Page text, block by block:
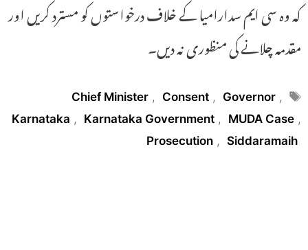
کہ وہ سی ایم سدارامیا کے خلاف درخواستوں کو مسترد کریں اور
مقدمہ چلانے کی منظوری نہ دیں۔
Tags
Chief Minister , Consent , Governor ,
Karnataka , Karnataka Government , MUDA Case ,
Prosecution , Siddaramaih